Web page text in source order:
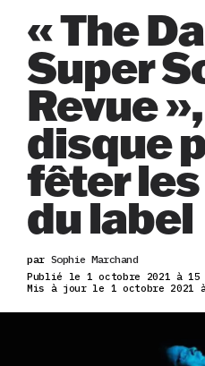
« The
Super
Revue
disque
fêter
du label
par Sophie Marchand
Publié le 1 octobre 2021 à 15
Mis à jour le 1 octobre 2021